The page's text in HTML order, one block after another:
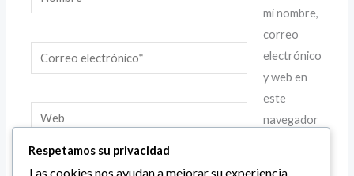
Correo
electrónico*
Web
mi nombre,
correo
electrónico
y web en
este
navegador
Respetamos su privacidad
Las cookies nos ayudan a mejorar su experiencia,